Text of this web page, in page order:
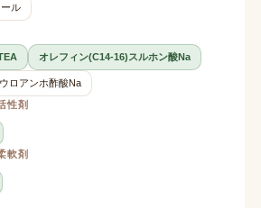
ル
オレフィン(C14-16)スルホン酸Na
ロアンホ酢酸Na
性剤
軟剤